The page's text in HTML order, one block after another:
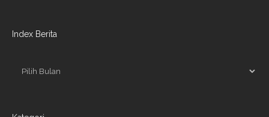
Index Berita